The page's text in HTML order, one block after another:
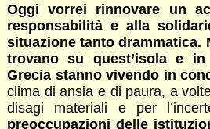
Oggi vorrei rinnovare un
responsabilità e alla
situazione tanto drammatica.
trovano su quest’isola e
Grecia stanno vivendo in
clima di ansia e di paura, a
disagi materiali e per
preoccupazioni delle